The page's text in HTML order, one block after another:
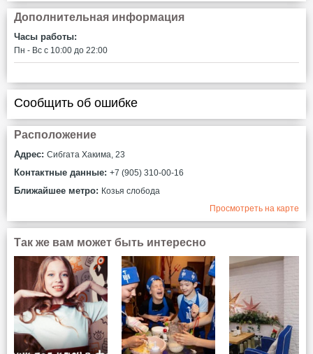
Дополнительная информация
Часы работы:
Пн - Вс c 10:00 до 22:00
Сообщить об ошибке
Расположение
Адрес: Сибгата Хакима, 23
Контактные данные: +7 (905) 310-00-16
Ближайшее метро: Козья слобода
Просмотреть на карте
Так же вам может быть интересно